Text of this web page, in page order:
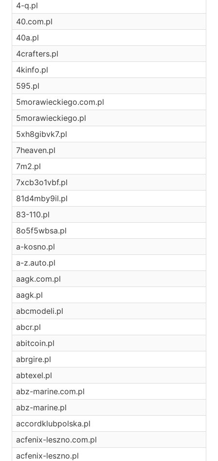
4-q.pl
40.com.pl
40a.pl
4crafters.pl
4kinfo.pl
595.pl
5morawieckiego.com.pl
5morawieckiego.pl
5xh8gibvk7.pl
7heaven.pl
7m2.pl
7xcb3o1vbf.pl
81d4mby9il.pl
83-110.pl
8o5f5wbsa.pl
a-kosno.pl
a-z.auto.pl
aagk.com.pl
aagk.pl
abcmodeli.pl
abcr.pl
abitcoin.pl
abrgire.pl
abtexel.pl
abz-marine.com.pl
abz-marine.pl
accordklubpolska.pl
acfenix-leszno.com.pl
acfenix-leszno.pl